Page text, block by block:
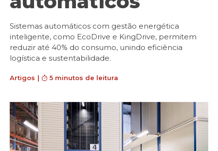
Sistemas automáticos com gestão energética
inteligente, como EcoDrive e KingDrive, permitem
reduzir até 40% do consumo, unindo eficiência
logística e sustentabilidade.
Artigos | 5 minutos de leitura